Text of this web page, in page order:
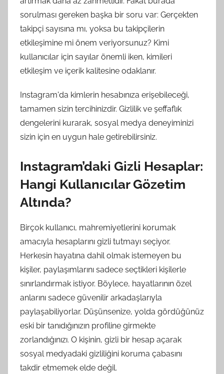
sorulması gereken başka bir soru var: Gerçekten
takipçi sayısına mı, yoksa bu takipçilerin
etkileşimine mi önem veriyorsunuz? Kimi
kullanıcılar için sayılar önemli iken, kimileri
etkileşim ve içerik kalitesine odaklanır.
Instagram'da kimlerin hesabınıza erişebileceği,
tamamen sizin tercihinizdir. Gizlilik ve şeffaflık
dengelerini kurarak, sosyal medya deneyiminizi
sizin için en uygun hale getirebilirsiniz.
Instagram’daki Gizli Hesaplar:
Hangi Kullanıcılar Gözetim
Altında?
Birçok kullanıcı, mahremiyetlerini korumak
amacıyla hesaplarını gizli tutmayı seçiyor.
Herkesin hayatına dahil olmak istemeyen bu
kişiler, paylaşımlarını sadece seçtikleri kişilerle
sınırlandırmak istiyor. Böylece, hayatlarının özel
anlarını sadece güvenilir arkadaşlarıyla
paylaşabiliyorlar. Düşünsenize, yolda gördüğünüz
eski bir tanıdığınızın profiline girmekte
zorlandığınızı. O kişinin, gizli bir hesap açarak
sosyal medyadaki gizliliğini koruma çabasını
takdir etmemek elde değil.